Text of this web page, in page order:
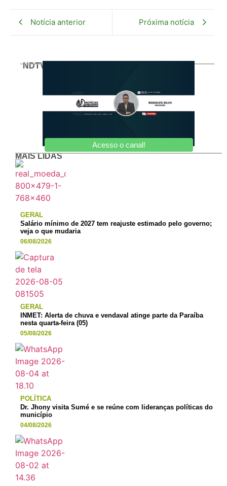
Notícia anterior Próxima notícia
NDTV
Acesso o canal!
MAIS LIDAS
GERAL
Salário mínimo de 2027 tem reajuste estimado pelo governo;
veja o que mudaria
06/08/2026
GERAL
INMET: Alerta de chuva e vendaval atinge parte da Paraíba
nesta quarta-feira (05)
05/08/2026
POLÍTICA
Dr. Jhony visita Sumé e se reúne com lideranças políticas do
município
04/08/2026